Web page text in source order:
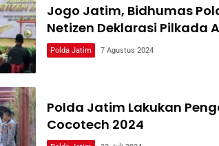
Jogo Jatim, Bidhumas
Netizen Deklarasi Pilkada
Polda Jatim 7 Agustus 2024
Polda Jatim Lakukan
Cocotech 2024